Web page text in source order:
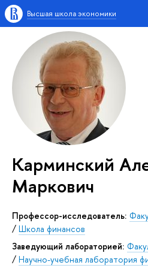
Высшая школа экономики
Карминский
Маркович
Профессор-исследователь:
/ Школа финансов
Заведующий лабораторией:
/ Научно-учебная лаборатория